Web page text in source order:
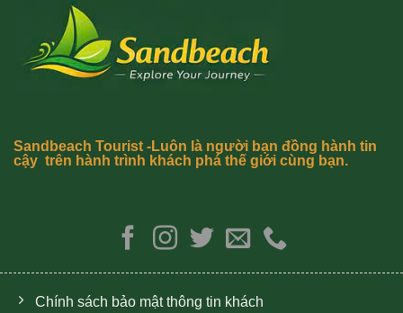
Sandbeach Tourist -Luôn là người bạn đồng hành tin
cậy trên hành trình khách phá thế giới cùng bạn.
Chính sách bảo mật thông tin khách